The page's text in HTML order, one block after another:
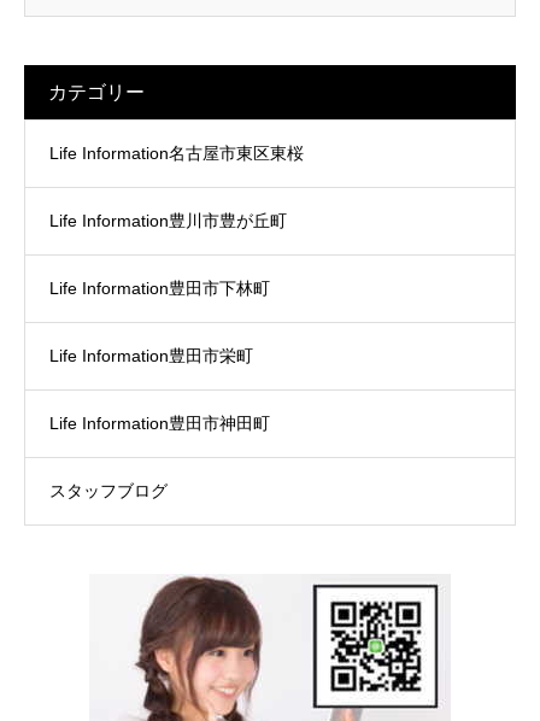
カテゴリー
Life Information名古屋市東区東桜
Life Information豊川市豊が丘町
Life Information豊田市下林町
Life Information豊田市栄町
Life Information豊田市神田町
スタッフブログ